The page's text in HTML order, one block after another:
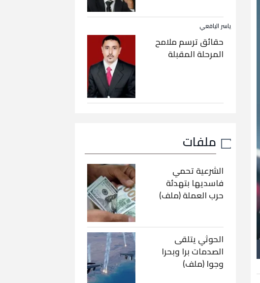
ياسر اليافعي
حقائق ترسم ملامح
المرحلة المقبلة
ملفات
الشرعية تحمي
فاسديها بتهدئة
حرب العملة (ملف)
الحوثي يتلقى
الصدمات برا وبحرا
وجوا (ملف)